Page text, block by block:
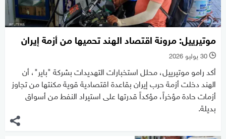
موتيرييل: مرونة اقتصاد الهند تحميها من أزمة إيران
l 30 يوليو 2026
أكد رامو موتيرييل، محلل استخبارات التهديدات بشركة "باير"، أن
الهند دخلت أزمة حرب إيران بقاعدة اقتصادية قوية مكنتها من تجاوز
أزمات حادة مؤخراً، مؤكداً قدرتها على استيراد النفط من أسواق
بديلة.